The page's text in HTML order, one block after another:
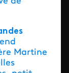
Martine